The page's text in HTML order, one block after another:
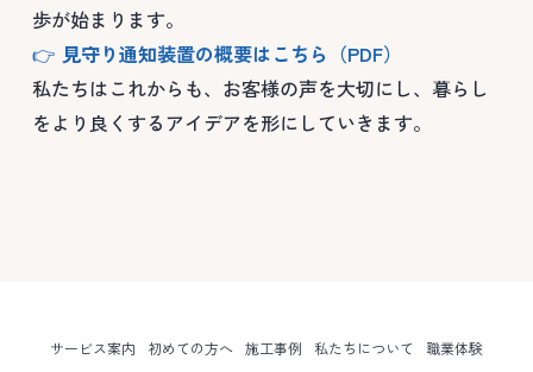
歩が始まります。
👉 見守り通知装置の概要はこちら（PDF）
私たちはこれからも、お客様の声を大切にし、暮らし
をより良くするアイデアを形にしていきます。
サービス案内 初めての方へ 施工事例 私たちについて
職業体験